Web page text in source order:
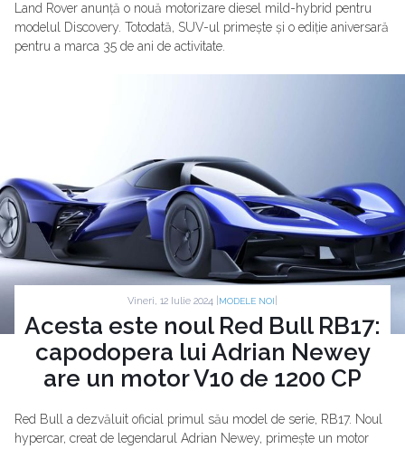
Land Rover anunță o nouă motorizare diesel mild-hybrid pentru
modelul Discovery. Totodată, SUV-ul primește și o ediție aniversară
pentru a marca 35 de ani de activitate.
Vineri, 12 Iulie 2024 | MODELE NOI
Acesta este noul Red Bull RB17:
capodopera lui Adrian Newey
are un motor V10 de 1200 CP
Red Bull a dezvăluit oficial primul său model de serie, RB17. Noul
hypercar, creat de legendarul Adrian Newey, primește un motor